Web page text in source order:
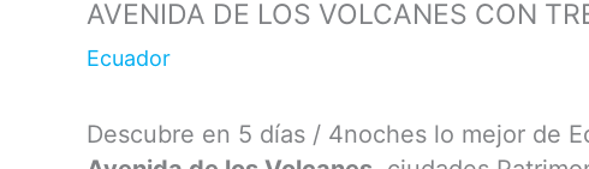
AVENIDA DE LOS VOLCANES CON
Ecuador
Descubre en 5 días / 4noches lo mejor de